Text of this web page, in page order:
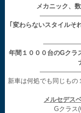
メカニック、
｢変わらないスタイルそ
年間１０００台のGクラ
新車は何処でも同じもの
メルセデス
Gクラス